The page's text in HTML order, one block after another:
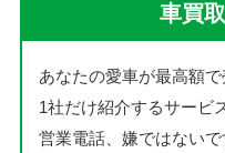
車買
あなたの愛車が最高額
1社だけ紹介するサービ
営業電話、嫌ではない